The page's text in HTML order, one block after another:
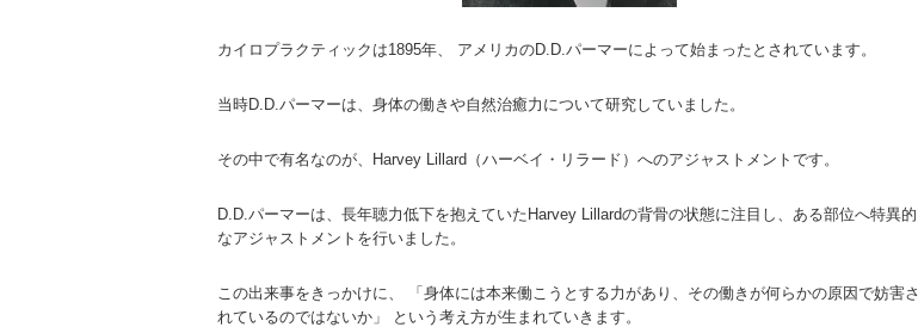
カイロプラクティックは1895年、 アメリカのD.D.パーマーによって始まったとされています。
当時D.D.パーマーは、身体の働きや自然治癒力について研究していました。
その中で有名なのが、Harvey Lillard（ハーベイ・リラード）へのアジャストメントです。
D.D.パーマーは、長年聴力低下を抱えていたHarvey Lillardの背骨の状態に注目し、ある部位へ特異的
なアジャストメントを行いました。
この出来事をきっかけに、 「身体には本来働こうとする力があり、その働きが何らかの原因で妨害さ
れているのではないか」 という考え方が生まれていきます。